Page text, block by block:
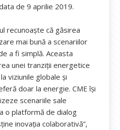
de 9 aprilie 2019.
recunoaște că găsirea
mai bună a scenariilor
a fi simplă. Aceasta
unei tranziții energetice
viziunile globale și
doar la energie. CME își
scenariile sale
o platformă de dialog
inovația colaborativă”,